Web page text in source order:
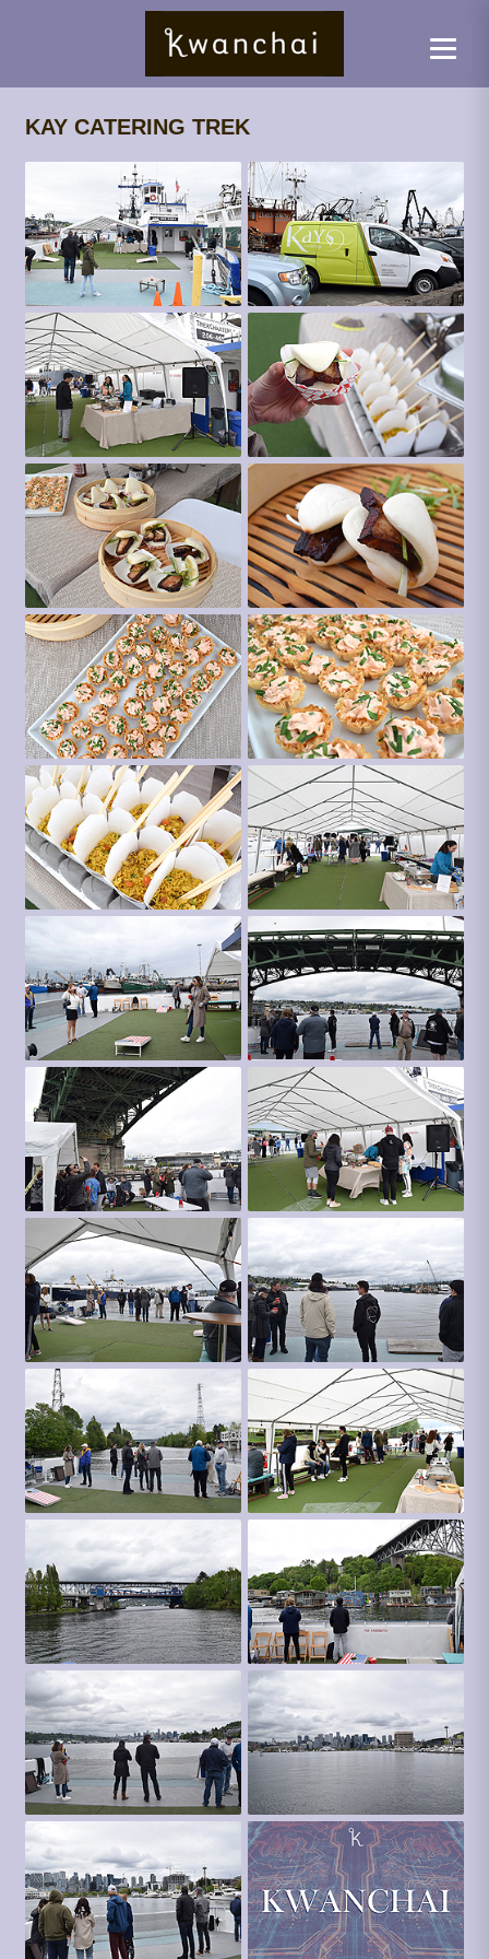
KAY CATERING TREK